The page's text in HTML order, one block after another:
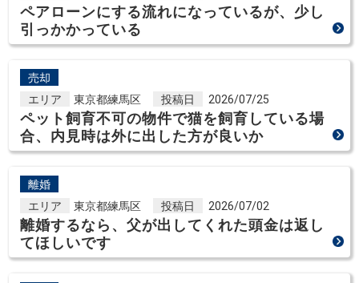
ペアローンにする流れになっているが、少し
引っかかっている
売却
エリア
東京都練馬区 投稿日 2026/07/25
ペット飼育不可の物件で猫を飼育している場
合、内見時は外に出した方が良いか
離婚
エリア
東京都練馬区 投稿日 2026/07/02
離婚するなら、父が出してくれた頭金は返し
てほしいです